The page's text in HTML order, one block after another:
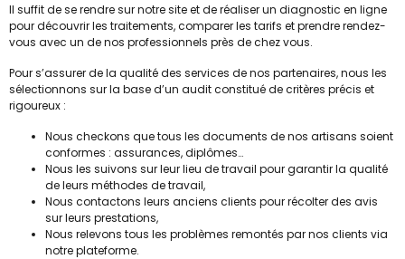
Il suffit de se rendre sur notre site et de réaliser un diagnostic en ligne
pour découvrir les traitements, comparer les tarifs et prendre rendez-
vous avec un de nos professionnels près de chez vous.
Pour s’assurer de la qualité des services de nos partenaires, nous les
sélectionnons sur la base d’un audit constitué de critères précis et
rigoureux :
Nous checkons que tous les documents de nos artisans soient
conformes : assurances, diplômes…
Nous les suivons sur leur lieu de travail pour garantir la qualité
de leurs méthodes de travail,
Nous contactons leurs anciens clients pour récolter des avis
sur leurs prestations,
Nous relevons tous les problèmes remontés par nos clients via
notre plateforme.